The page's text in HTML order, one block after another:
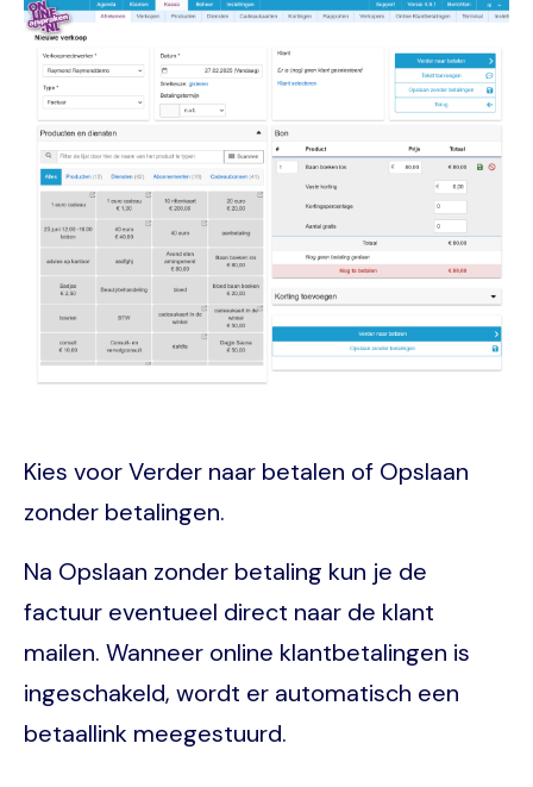
Image
Kies voor Verder naar betalen of Opslaan
zonder betalingen.
Na Opslaan zonder betaling kun je de
factuur eventueel direct naar de klant
mailen. Wanneer online klantbetalingen is
ingeschakeld, wordt er automatisch een
betaallink meegestuurd.